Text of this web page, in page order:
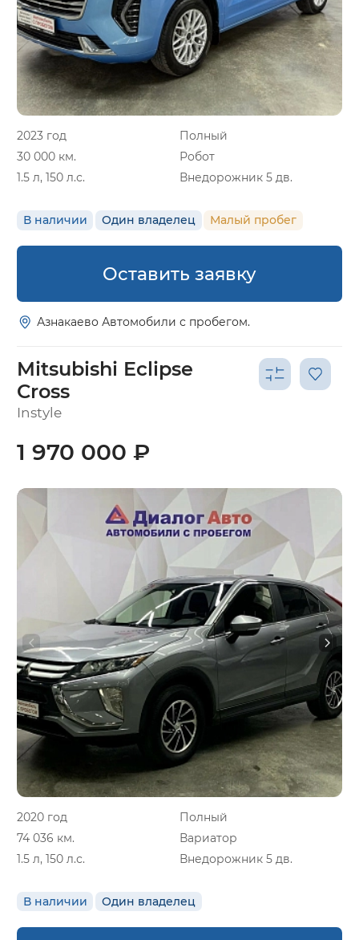
2023 год
Полный
30 000 км.
Робот
1.5 л, 150 л.с.
Внедорожник 5 дв.
В наличии Один владелец Малый пробег
Оставить заявку
Азнакаево Автомобили с пробегом.
Mitsubishi Eclipse
Cross
Instyle
2020 год
Полный
74 036 км.
Вариатор
1.5 л, 150 л.с.
Внедорожник 5 дв.
В наличии Один владелец
1 970 000 ₽